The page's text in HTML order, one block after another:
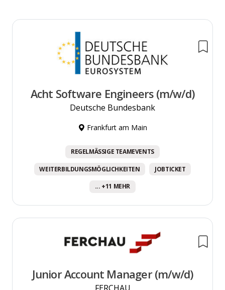
Acht Software Engineers (m/w/d)
Deutsche Bundesbank
Frankfurt am Main
REGELMÄSSIGE TEAMEVENTS
WEITERBILDUNGSMÖGLICHKEITEN JOBTICKET
... +11 MEHR
Junior Account Manager (m/w/d)
FERCHAU